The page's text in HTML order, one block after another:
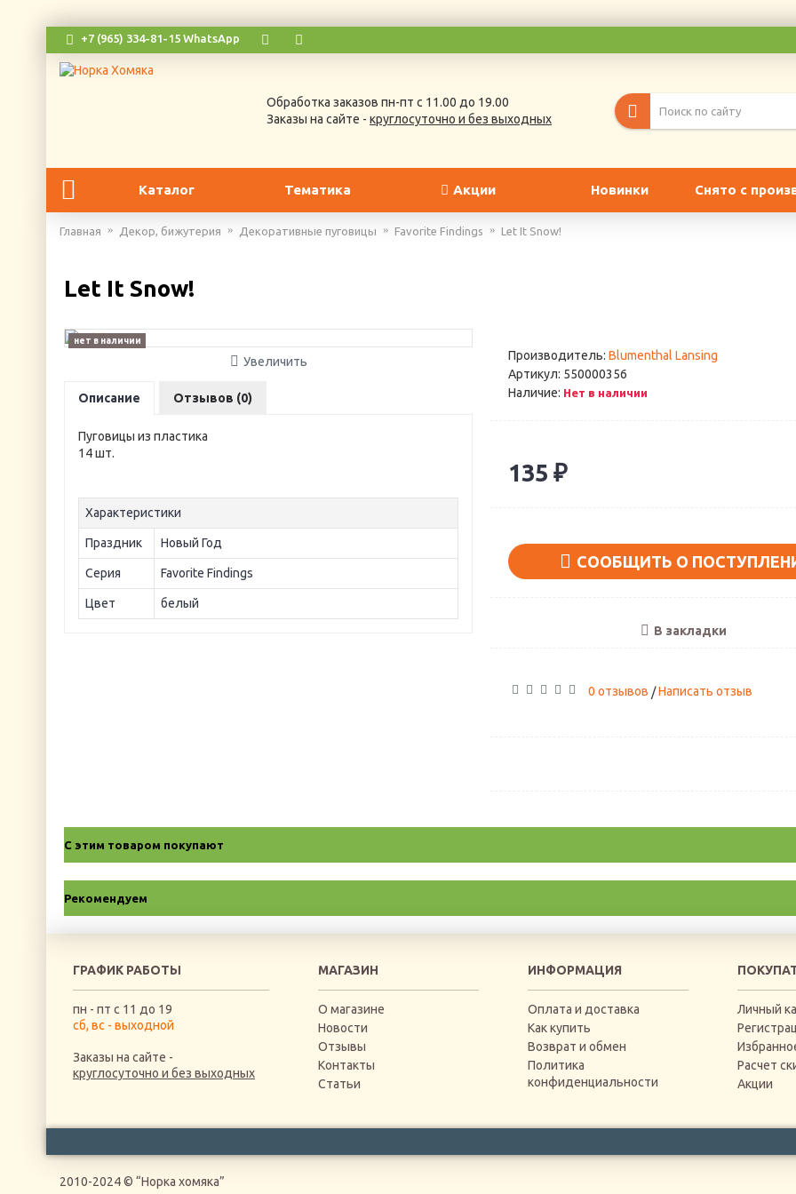
+7 (965) 334-81-15 WhatsApp
Обработка заказов пн-пт с 11.00 до 19.00
Заказы на сайте - круглосуточно и без выходных
Каталог Тематика Акции Новинки Снято с
Главная Декор, бижутерия Декоративные пуговицы Favorite Findings Let It Snow!
Let It Snow!
нет в наличии
Увеличить
Описание Отзывов (0)
Пуговицы из пластика
14 шт.
Характеристики
Праздник Новый Год
Серия Favorite Findings
Цвет белый
Производитель: Blumenthal Lansing
Артикул: 550000356
Наличие: Нет в наличии
135 ₽
СООБЩИТЬ О
В закладки
0 отзывов /Написать отзыв
С этим товаром покупают
Рекомендуем
ГРАФИК РАБОТЫ
пн - пт с 11 до 19
сб, вс - выходной
Заказы на сайте -
круглосуточно и без выходных
МАГАЗИН
О магазине
Новости
Отзывы
Контакты
Статьи
ИНФОРМАЦИЯ
Оплата и доставка
Как купить
Возврат и обмен
Политика
конфиденциальности
Личный
Расчет
Акции
2010-2024 © “Норка хомяка”